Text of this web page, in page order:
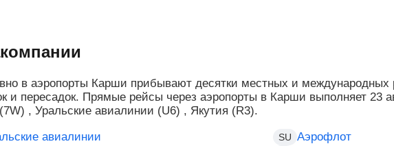
в аэропорты Карши прибывают десятки местных и международных
и пересадок. Прямые рейсы через аэропорты в Карши выполняет 23
, Уральские авиалинии (U6) , Якутия (R3).
авиалинии SU Аэрофлот